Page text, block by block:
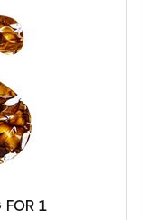
FOR 1